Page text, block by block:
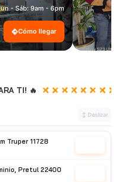
- Sáb: 9am - 6pm
Cómo llegar
TI! 🔥
↕ Deslizar
Truper 11728
Pretul 22400